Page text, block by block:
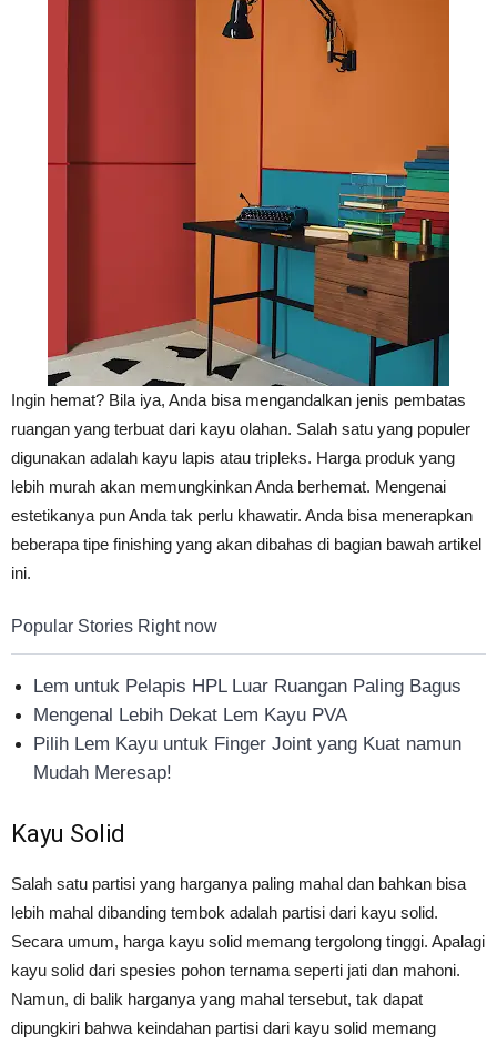
Ingin hemat? Bila iya, Anda bisa mengandalkan jenis pembatas
ruangan yang terbuat dari kayu olahan. Salah satu yang populer
digunakan adalah kayu lapis atau tripleks. Harga produk yang
lebih murah akan memungkinkan Anda berhemat. Mengenai
estetikanya pun Anda tak perlu khawatir. Anda bisa menerapkan
beberapa tipe finishing yang akan dibahas di bagian bawah artikel
ini.
Popular Stories Right now
Lem untuk Pelapis HPL Luar Ruangan Paling Bagus
Mengenal Lebih Dekat Lem Kayu PVA
Pilih Lem Kayu untuk Finger Joint yang Kuat namun
Mudah Meresap!
Kayu Solid
Salah satu partisi yang harganya paling mahal dan bahkan bisa
lebih mahal dibanding tembok adalah partisi dari kayu solid.
Secara umum, harga kayu solid memang tergolong tinggi. Apalagi
kayu solid dari spesies pohon ternama seperti jati dan mahoni.
Namun, di balik harganya yang mahal tersebut, tak dapat
dipungkiri bahwa keindahan partisi dari kayu solid memang